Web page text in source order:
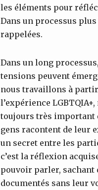
les éléments pour
Dans un processus
rappelées.
Dans un long
tensions peuvent
nous travaillons à
l’expérience
toujours très important
gens racontent de leur
un secret entre les
c’est la réflexion
pouvoir parler, sachant
documentés sans leur